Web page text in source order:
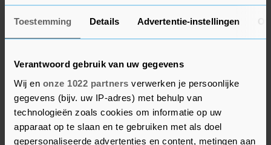
Toestemming Details Advertentie-instellingen
Verantwoord gebruik van uw gegevens
Wij en onze 1022 partners verwerken je persoonlijke
gegevens (bijv. uw IP-adres) met behulp van
technologieën zoals cookies om informatie op uw
apparaat op te slaan en te gebruiken met als doel
gepersonaliseerde advertenties en content, metingen aan
Titel voor Leerdam
Nederlandse titel bij het hinkstapspringen. Met
een afstand van 13,51 meter evenaarde ze het
Nederlands record van Brenda Baar uit 2011.